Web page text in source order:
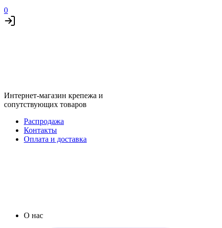
0
Интернет-магазин крепежа и
сопутствующих товаров
Распродажа
Контакты
Оплата и доставка
О нас